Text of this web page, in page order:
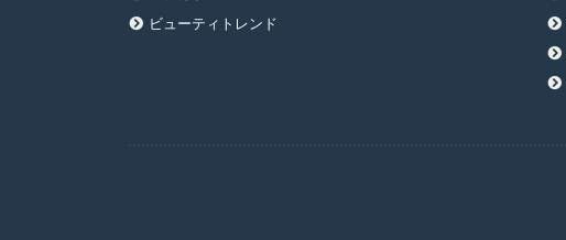
ビューティトレンド